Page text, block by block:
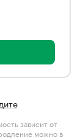
зависит от
можно в